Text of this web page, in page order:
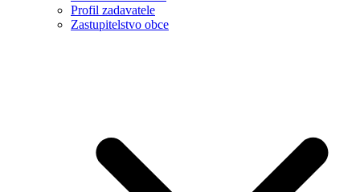
Profil zadavatele
Zastupitelstvo obce